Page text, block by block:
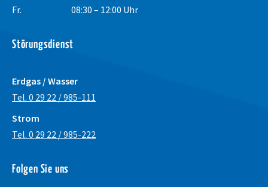
Fr.
08:30 – 12:00 Uhr
Störungsdienst
Erdgas / Wasser
Tel. 0 29 22 / 985-111
Strom
Tel. 0 29 22 / 985-222
Folgen Sie uns